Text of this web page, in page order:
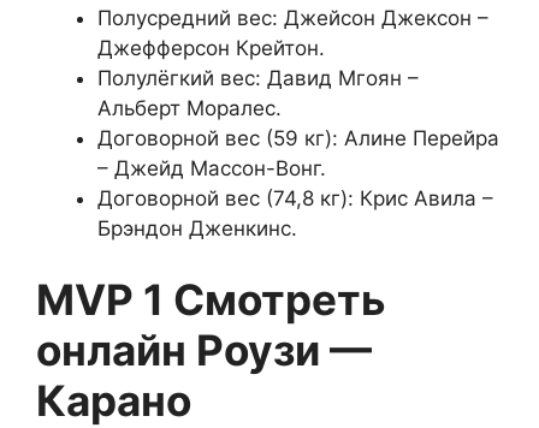
Полусредний вес: Джейсон Джексон –
Джефферсон Крейтон.
Полулёгкий вес: Давид Мгоян –
Альберт Моралес.
Договорной вес (59 кг): Алине Перейра
– Джейд Массон-Вонг.
Договорной вес (74,8 кг): Крис Авила –
Брэндон Дженкинс.
MVP 1 Смотреть
онлайн Роузи —
Карано